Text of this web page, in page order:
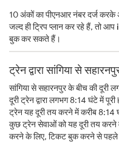
10 अंकों का पीएनआर नंबर दर्ज करके
जल्द ही ट्रिप प्लान कर रहे हैं, तो आप
बुक कर सकते हैं।
ट्रेन द्वारा सांगिया से
सांगिया से सहारनपुर के बीच की दूरी
दूरी ट्रेन द्वारा लगभग 8:14 घंटे में
ट्रेन यह दूरी तय करने में करीब 8:14
कुछ ट्रेन सेवाओं को यह दूरी तय
करने के लिए, टिकट बुक करने से